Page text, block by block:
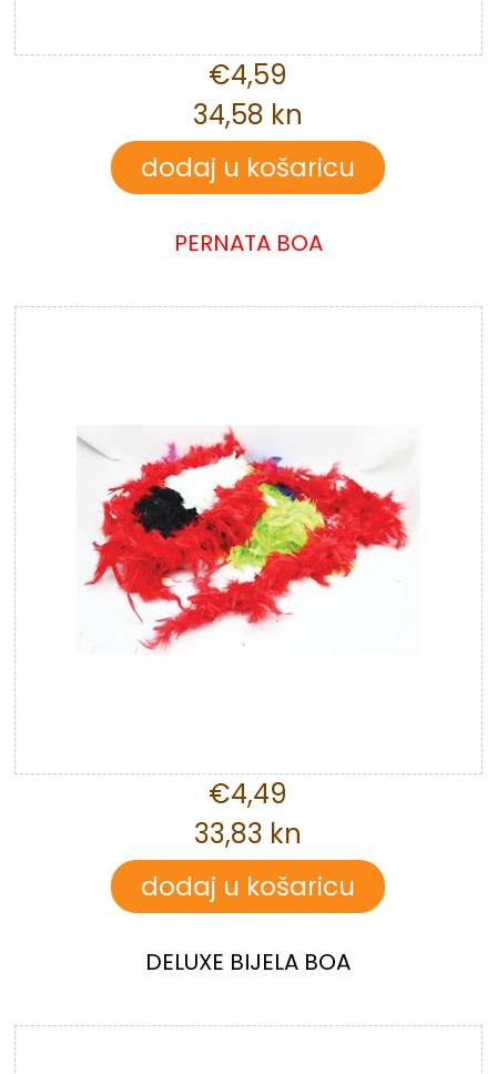
€4,59
34,58 kn
PERNATA BOA
€4,49
33,83 kn
DELUXE BIJELA BOA